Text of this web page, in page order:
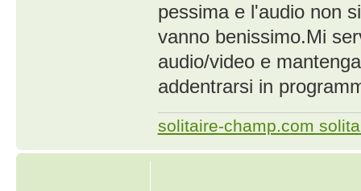
pessima e l'audio non
vanno benissimo.Mi
audio/video e
addentrarsi in
solitaire-champ.com